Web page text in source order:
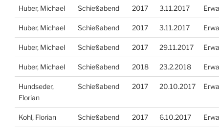
Huber, Michael Schießabend 2017 3.11.2017
Huber, Michael Schießabend 2017 3.11.2017
Huber, Michael Schießabend 2017 29.11.2017
Huber, Michael Schießabend 2018 23.2.2018
Hundseder,
Florian
Schießabend 2017 20.10.2017
Kohl, Florian Schießabend 2017 6.10.2017